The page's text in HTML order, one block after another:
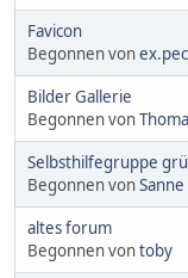
Favicon
Begonnen von
Bilder Gallerie
Begonnen von
Selbsthilfegruppe
Begonnen vonSanne
altes forum
Begonnen vontoby